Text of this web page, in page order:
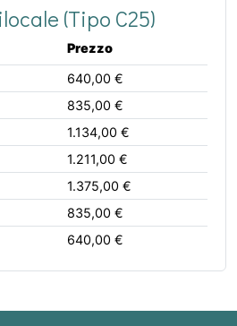
(Tipo C25)
Prezzo
640,00 €
835,00 €
1.134,00 €
1.211,00 €
1.375,00 €
835,00 €
640,00 €